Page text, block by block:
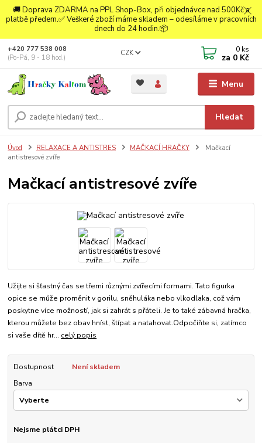
🚚 Doprava ZDARMA na PPL Shop-Box, při objednávce nad 500Kč a
platbě předem.✅ Veškeré zboží máme skladem – odesíláme v pracovních
dnech do 24 hodin.📦
Menu
CZK
Hledat
+420 777 538 008
(Po-Pá, 9 - 18 hod.)
0 ks
za 0 Kč
Úvod RELAXACE A ANTISTRES MAČKACÍ HRAČKY
Mačkací
antistresové zvíře
Mačkací antistresové zvíře
Užijte si šťastný čas se třemi různými zvířecími formami. Tato figurka
opice se může proměnit v gorilu, sněhuláka nebo vlkodlaka, což vám
poskytne více možností, jak si zahrát s přáteli. Je to také zábavná hračka,
kterou můžete bez obav hníst, štípat a natahovat.Odpočiňte si, zatímco
si vaše dítě hr... celý popis
Dostupnost
Není skladem
Barva
Nejsme plátci DPH